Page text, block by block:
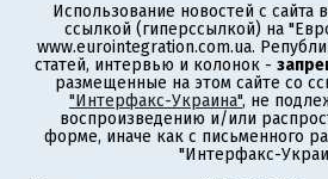
Использование новостей с сайта
ссылкой (гиперссылкой) на
www.eurointegration.com.ua.
статей, интервью и колонок -
размещенные на этом сайте со
"Интерфакс-Украина", не
воспроизведению и/или
форме, иначе как с письменного
"Интерфакс-